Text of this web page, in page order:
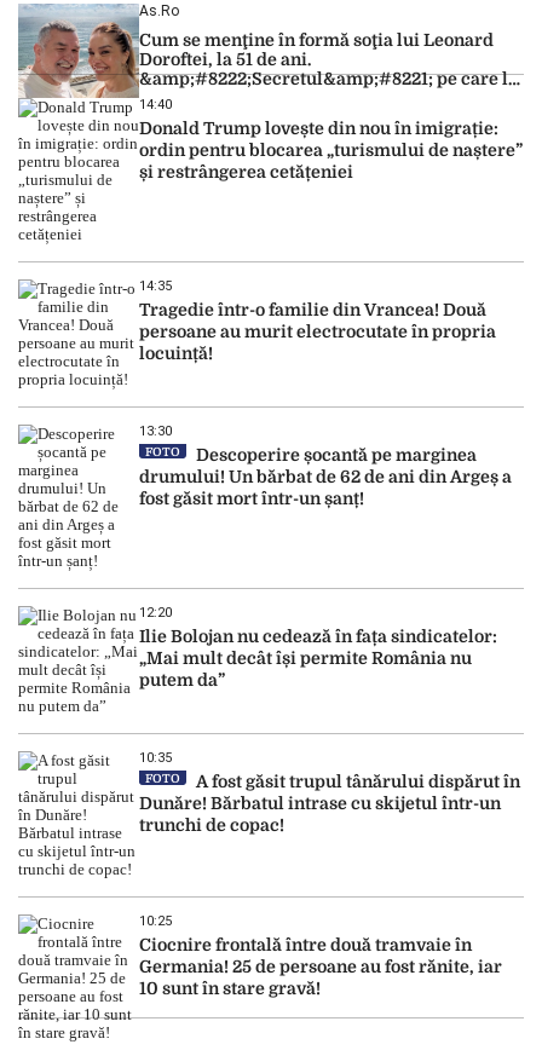
As.ro
Cum se menţine în formă soţia lui Leonard
Doroftei, la 51 de ani.
&amp;#8222;Secretul&amp;#8221; pe care l-a
dezvăluit
14:40
Donald Trump lovește din nou în imigrație:
ordin pentru blocarea „turismului de naștere”
și restrângerea cetățeniei
14:35
Tragedie într-o familie din Vrancea! Două
persoane au murit electrocutate în propria
locuință!
13:30
FOTO
Descoperire șocantă pe marginea
drumului! Un bărbat de 62 de ani din Argeș a
fost găsit mort într-un șanț!
12:20
Ilie Bolojan nu cedează în fața sindicatelor:
„Mai mult decât își permite România nu
putem da”
10:35
FOTO
A fost găsit trupul tânărului dispărut în
Dunăre! Bărbatul intrase cu skijetul într-un
trunchi de copac!
10:25
Ciocnire frontală între două tramvaie în
Germania! 25 de persoane au fost rănite, iar
10 sunt în stare gravă!